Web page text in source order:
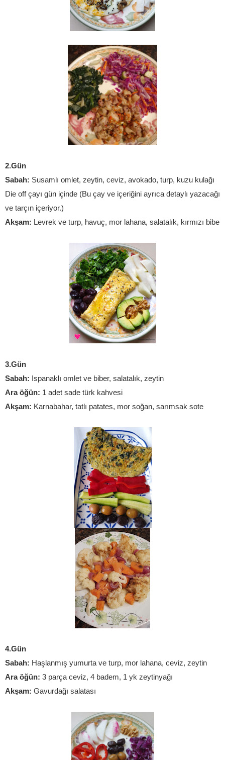
2.Gün
Sabah: Susamlı omlet, zeytin, ceviz, avokado, turp, kuzu kulağı
Die off çayı gün içinde (Bu çay ve içeriğini ayrıca detaylı
ve tarçın içeriyor.)
Akşam: Levrek ve turp, havuç, mor lahana, salatalık, kırmızı biber
3.Gün
Sabah: Ispanaklı omlet ve biber, salatalık, zeytin
Ara öğün: 1 adet sade türk kahvesi
Akşam: Karnabahar, tatlı patates, mor soğan, sarımsak sote
4.Gün
Sabah: Haşlanmış yumurta ve turp, mor lahana, ceviz, zeytin
Ara öğün: 3 parça ceviz, 4 badem, 1 yk zeytinyağı
Akşam: Gavurdağı salatası